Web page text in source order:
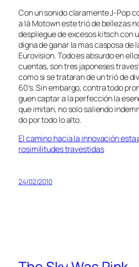
Con un so­ni­do cla­ra­men­te J‑Pop
a là Motown es­te trió debe­lle­zas
des­plie­gue de ex­ce­sos kitsch con
dig­na de ga­nar la mas cas­po­sa de
Eurovision. Todo es ab­sur­do en
cuen­tas, son tres ja­po­ne­ses
co­mo si se tra­ta­ran de un trió de
60’s. Sin em­bar­go, con­tra to­do
guen cap­tar a la per­fec­ción la
que imi­tan, no so­lo sa­lien­do
do por to­do lo alto.
El ca­mino ha­cia la in­no­va­ción
ro­si­mi­li­tu­des travestidas
24/02/2010